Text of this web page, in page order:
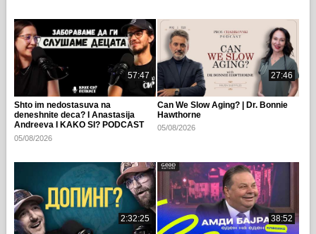
57:47
Shto im nedostasuva na
deneshnite deca? I Anastasija
Andreeva I KAKO SI? PODCAST
110
05/08/2026
27:46
Can We Slow Aging? | Dr. Bonnie
Hawthorne
05/08/2026
2:32:25 38:52